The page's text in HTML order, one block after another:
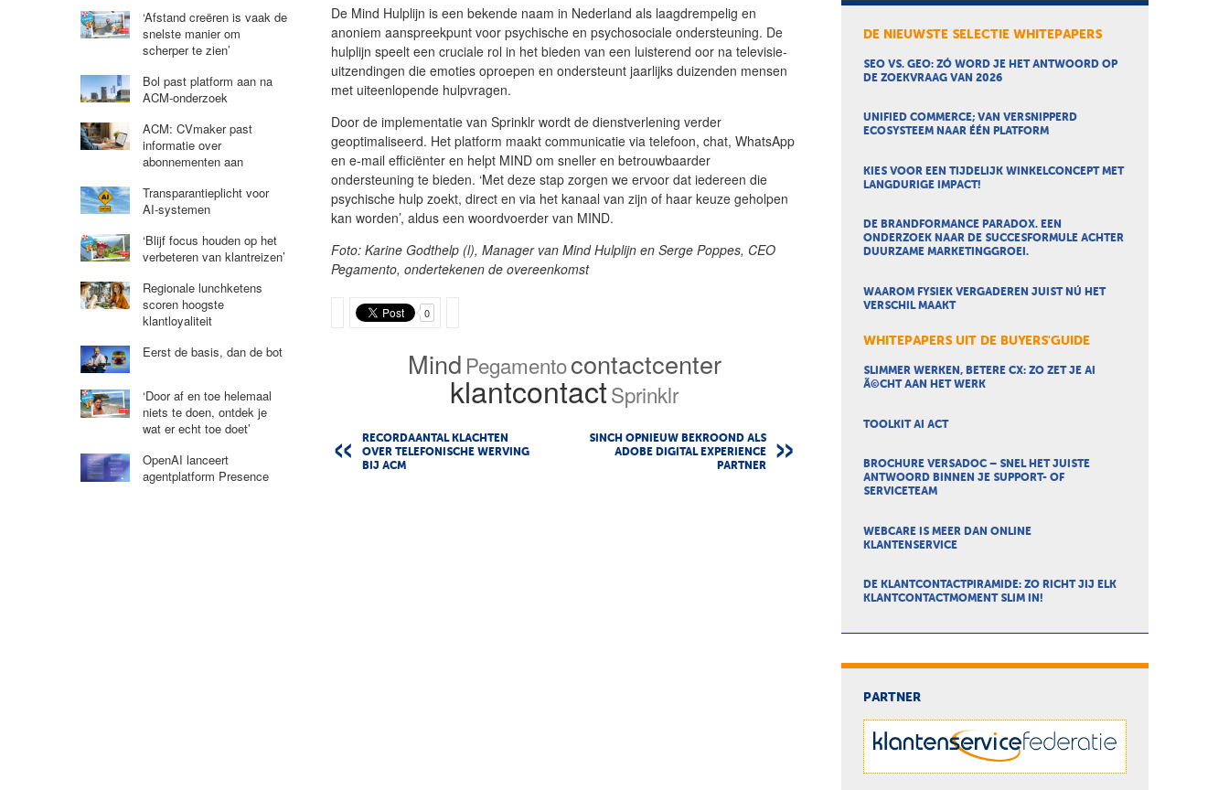
De Mind Hulplijn is een bekende naam in Nederland als laagdrempelig en
anoniem aanspreekpunt voor psychische en psychosociale ondersteuning. De
hulplijn speelt een cruciale rol in het bieden van een luisterend oor na televisie-
uitzendingen die emoties oproepen en ondersteunt jaarlijks duizenden mensen
met uiteenlopende hulpvragen.
Door de implementatie van Sprinklr wordt de dienstverlening verder
geoptimaliseerd. Het platform maakt communicatie via telefoon, chat, WhatsApp
en e-mail efficiënter en helpt MIND om sneller en betrouwbaarder
ondersteuning te bieden. ‘Met deze stap zorgen we ervoor dat iedereen die
psychische hulp zoekt, direct en via het kanaal van zijn of haar keuze geholpen
kan worden’, aldus een woordvoerder van MIND.
Foto: Karine Godthelp (l), Manager van Mind Hulplijn en Serge Poppes, CEO
Pegamento, ondertekenen de overeenkomst
0
Mind Pegamentocontactcenter
klantcontactSprinklr
RECORDAANTAL KLACHTEN
OVER TELEFONISCHE WERVING
BIJ ACM
SINCH OPNIEUW BEKROOND ALS
ADOBE DIGITAL EXPERIENCE
PARTNER
‘Afstand creëren is vaak de
snelste manier om
scherper te zien’
Bol past platform aan na
ACM-onderzoek
ACM: CVmaker past
informatie over
abonnementen aan
Transparantieplicht voor
AI-systemen
‘Blijf focus houden op het
verbeteren van klantreizen’
Regionale lunchketens
scoren hoogste
klantloyaliteit
Eerst de basis, dan de bot
‘Door af en toe helemaal
niets te doen, ontdek je
wat er echt toe doet’
OpenAI lanceert
agentplatform Presence
DE NIEUWSTE SELECTIE WHITEPAPERS
SEO VS. GEO: ZÓ WORD JE HET ANTWOORD OP
DE ZOEKVRAAG VAN 2026
UNIFIED COMMERCE; VAN VERSNIPPERD
ECOSYSTEEM NAAR ÉÉN PLATFORM
KIES VOOR EEN TIJDELIJK WINKELCONCEPT MET
LANGDURIGE IMPACT!
DE BRANDFORMANCE PARADOX. EEN
ONDERZOEK NAAR DE SUCCESFORMULE ACHTER
DUURZAME MARKETINGGROEI.
WAAROM FYSIEK VERGADEREN JUIST NÚ HET
VERSCHIL MAAKT
WHITEPAPERS UIT DE BUYERS'GUIDE
SLIMMER WERKEN, BETERE CX: ZO ZET JE AI
Ã©CHT AAN HET WERK
TOOLKIT AI ACT
BROCHURE VERSADOC – SNEL HET JUISTE
ANTWOORD BINNEN JE SUPPORT- OF
SERVICETEAM
WEBCARE IS MEER DAN ONLINE
KLANTENSERVICE
DE KLANTCONTACTPIRAMIDE: ZO RICHT JIJ ELK
KLANTCONTACTMOMENT SLIM IN!
PARTNER